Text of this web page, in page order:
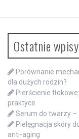
Ostatnie wpisy
Porównanie
dla dużych rodzin?
Pierścienie
praktyce
Serum do twarzy –
Pielęgnacja skóry
anti-aging